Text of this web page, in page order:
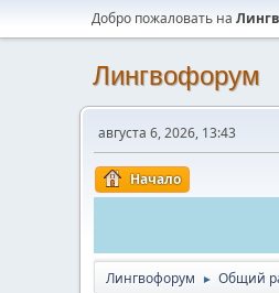
Добро пожаловать на
Лингвофорум
августа 6, 2026, 13:43
Начало
Лингвофорум ► Общий